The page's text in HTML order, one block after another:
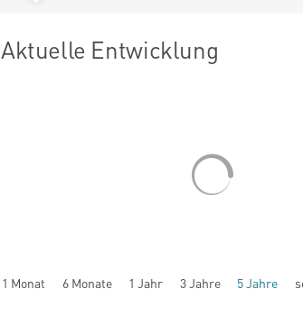
Aktuelle Entwicklung
1 Monat 6 Monate 1 Jahr 3 Jahre 5 Jahre